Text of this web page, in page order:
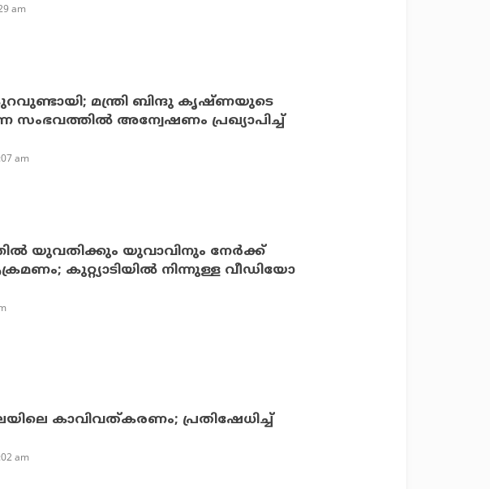
am
മന്ത്രി ബിന്ദു കൃഷ്ണയുടെ
അന്വേഷണം പ്രഖ്യാപിച്ച്
am
യുവതിക്കും യുവാവിനും നേര്‍ക്ക്
കുറ്റ്യാടിയില്‍ നിന്നുള്ള വീഡിയോ
കാവിവത്കരണം; പ്രതിഷേധിച്ച്
am